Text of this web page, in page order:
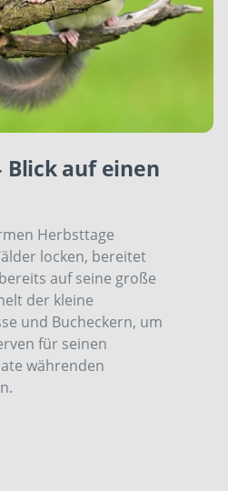
Blick auf einen
Herbsttage
locken, bereitet
auf seine große
der kleine
und Bucheckern, um
für seinen
währenden